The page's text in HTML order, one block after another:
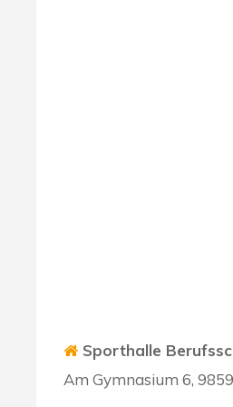
Sporthalle
Am Gymnasium 6,